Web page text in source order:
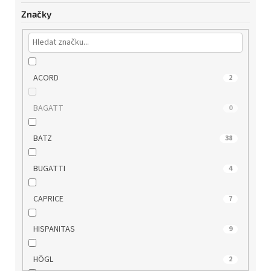
Značky
ACORD 2
BAGATT 0
BATZ 38
BUGATTI 4
CAPRICE 7
HISPANITAS 9
HÖGL 2